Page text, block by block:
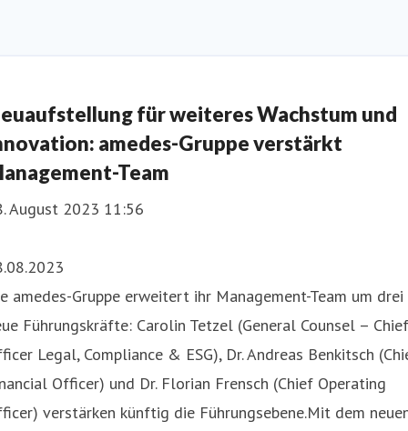
für weiteres Wachstum und
amedes-Gruppe verstärkt
Team
August 2023 11:56
amedes-Gruppe erweitert ihr Management-Team um drei
Führungskräfte: Carolin Tetzel (General Counsel – Chief
Legal, Compliance & ESG), Dr. Andreas Benkitsch
Officer) und Dr. Florian Frensch (Chief Operating
verstärken künftig die Führungsebene.Mit dem